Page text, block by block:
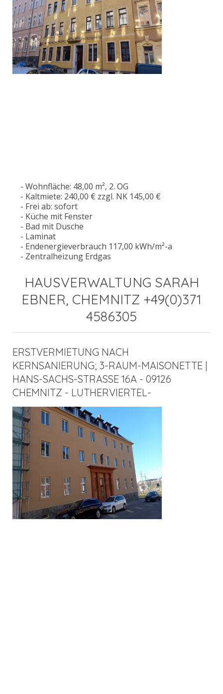
- Wohnfläche: 48,00 m², 2. OG
- Kaltmiete: 240,00 € zzgl. NK 145,00 €
- Frei ab: sofort
- Küche mit Fenster
- Bad mit Dusche
- Laminat
- Endenergieverbrauch 117,00 kWh/m²-a
- Zentralheizung Erdgas
HAUSVERWALTUNG SARAH
EBNER, CHEMNITZ +49(0)371
4586305
ERSTVERMIETUNG NACH
KERNSANIERUNG; 3-RAUM-MAISONETTE |
HANS-SACHS-STRASSE 16A - 09126
CHEMNITZ - LUTHERVIERTEL-